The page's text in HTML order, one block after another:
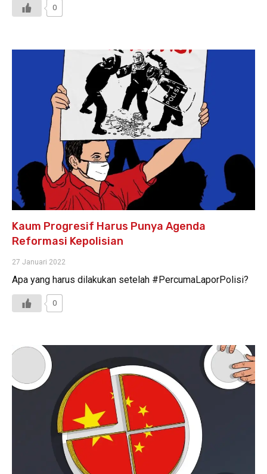
0
Kaum Progresif Harus Punya Agenda
Reformasi Kepolisian
27 Januari 2022
Apa yang harus dilakukan setelah #PercumaLaporPolisi?
0